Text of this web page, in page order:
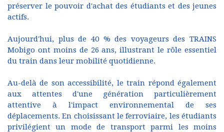
préserver le pouvoir d'achat des étudiants et des jeunes
actifs.
Aujourd'hui, plus de 40 % des voyageurs des TRAINS
Mobigo ont moins de 26 ans, illustrant le rôle essentiel
du train dans leur mobilité quotidienne.
Au-delà de son accessibilité, le train répond également
aux attentes d'une génération particulièrement
attentive à l'impact environnemental de ses
déplacements. En choisissant le ferroviaire, les étudiants
privilégient un mode de transport parmi les moins